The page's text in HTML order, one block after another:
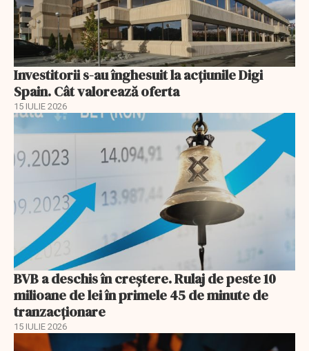
Investitorii s-au înghesuit la acțiunile Digi
Spain. Cât valorează oferta
15 IULIE 2026
BVB a deschis în creştere. Rulaj de peste 10
milioane de lei în primele 45 de minute de
tranzacționare
15 IULIE 2026